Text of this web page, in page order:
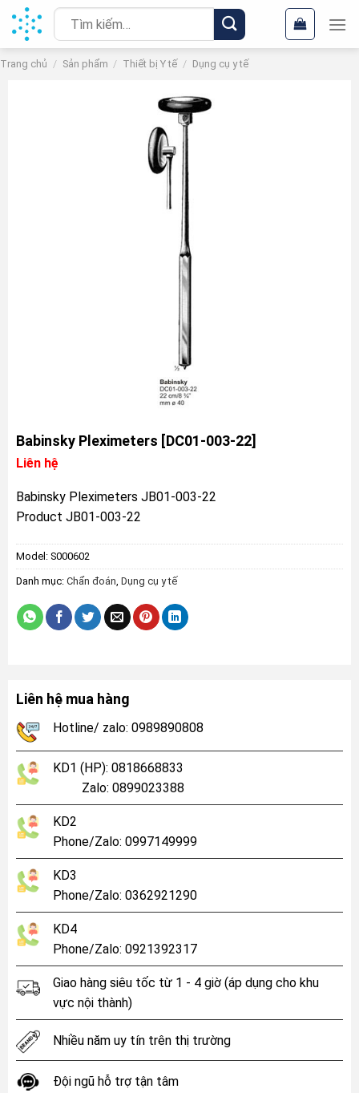
Chuyển
đến
nội
dung
Tìm
kiếm:
Trang chủ / Sản phẩm / Thiết bị Y tế / Dụng cụ y tế
Babinsky Pleximeters [DC01-003-22]
Liên hệ
Babinsky Pleximeters JB01-003-22
Product JB01-003-22
Model: S000602
Danh mục: Chẩn đoán Dụng cụ y tế
Liên hệ mua hàng
Hotline/ zalo: 0989890808
KD1 (HP): 0818668833
Zalo: 0899023388
KD2
Phone/Zalo: 0997149999
KD3
Phone/Zalo: 0362921290
KD4
Phone/Zalo: 0921392317
Giao hàng siêu tốc từ 1 - 4 giờ (áp dụng cho khu
vực nội thành)
Nhiều năm uy tín trên thị trường
Đội ngũ hỗ trợ tận tâm